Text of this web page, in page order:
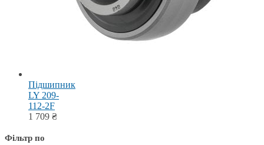
Підшипник
LY 209-
112-2F
1 709 ₴
Фільтр по